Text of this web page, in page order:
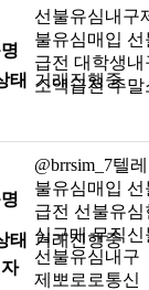
태 거래진행중
선불유심내구
제뽀로로통신
선불유심내구
불유심매입
급전 대학생
소액급전 주
태 거래진행중
@brrsim_7텔
불유심매입
급전 선불유
심구매 무직